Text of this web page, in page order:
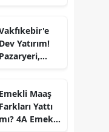
Arasında
Gerginlik
Dev Yatırım!
Pazaryeri,
Kent Parkı
Projesi Hızla
Yükseliyor
Emekli Maaş
Farkları Yattı
mı? 4A Emekli